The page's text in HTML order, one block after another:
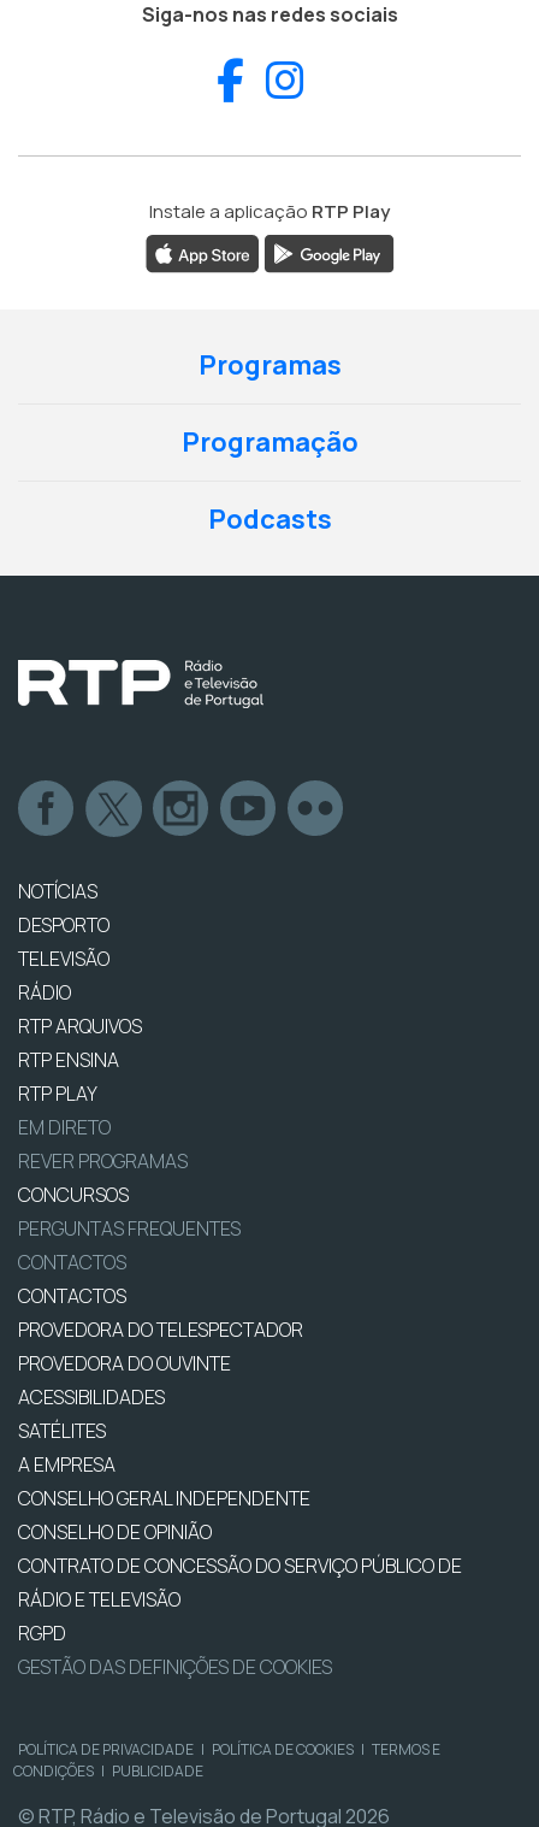
Siga-nos nas redes sociais
Facebook
Instale a aplicação RTP Play
Programas
Programação
Podcasts
NOTÍCIAS
DESPORTO
TELEVISÃO
RÁDIO
RTP ARQUIVOS
RTP ENSINA
RTP PLAY
EM DIRETO
REVER PROGRAMAS
CONCURSOS
PERGUNTAS FREQUENTES
CONTACTOS
CONTACTOS
PROVEDORA DO TELESPECTADOR
PROVEDORA DO OUVINTE
ACESSIBILIDADES
SATÉLITES
A EMPRESA
CONSELHO GERAL INDEPENDENTE
CONSELHO DE OPINIÃO
CONTRATO DE CONCESSÃO DO SERVIÇO PÚBLICO DE
RÁDIO E TELEVISÃO
RGPD
GESTÃO DAS DEFINIÇÕES DE COOKIES
POLÍTICA DE PRIVACIDADE | POLÍTICA DE COOKIES | TERMOS E
CONDIÇÕES | PUBLICIDADE
© RTP, Rádio e Televisão de Portugal 2026